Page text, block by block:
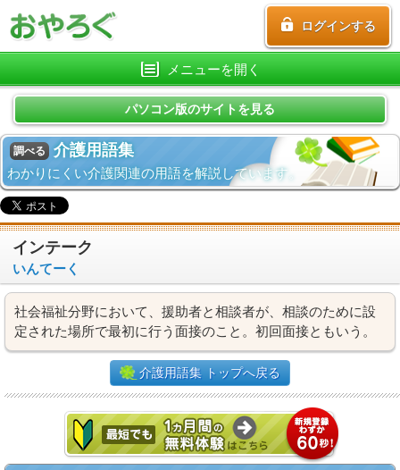
ログインする
メニューを開く
パソコン版のサイトを見る
調べる 介護用語集
わかりにくい介護関連の用語を解説しています。
インテーク
いんてーく
社会福祉分野において、援助者と相談者が、相談のために設
定された場所で最初に行う面接のこと。初回面接ともいう。
介護用語集 トップへ戻る